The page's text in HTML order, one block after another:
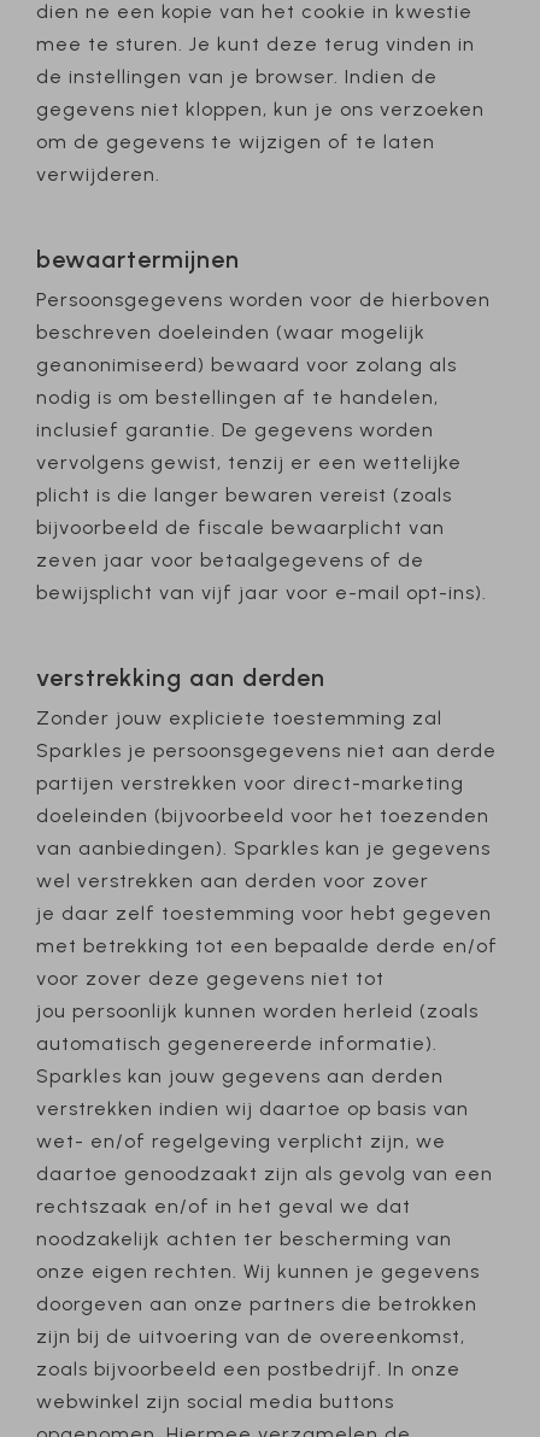
dien ne een kopie van het cookie in kwestie
mee te sturen. Je kunt deze terug vinden in
de instellingen van je browser. Indien de
gegevens niet kloppen, kun je ons verzoeken
om de gegevens te wijzigen of te laten
verwijderen.
bewaartermijnen
Persoonsgegevens worden voor de hierboven
beschreven doeleinden (waar mogelijk
geanonimiseerd) bewaard voor zolang als
nodig is om bestellingen af te handelen,
inclusief garantie. De gegevens worden
vervolgens gewist, tenzij er een wettelijke
plicht is die langer bewaren vereist (zoals
bijvoorbeeld de fiscale bewaarplicht van
zeven jaar voor betaalgegevens of de
bewijsplicht van vijf jaar voor e-mail opt-ins).
verstrekking aan derden
Zonder jouw expliciete toestemming zal
Sparkles je persoonsgegevens niet aan derde
partijen verstrekken voor direct-marketing
doeleinden (bijvoorbeeld voor het toezenden
van aanbiedingen). Sparkles kan je gegevens
wel verstrekken aan derden voor zover
je daar zelf toestemming voor hebt gegeven
met betrekking tot een bepaalde derde en/of
voor zover deze gegevens niet tot
jou persoonlijk kunnen worden herleid (zoals
automatisch gegenereerde informatie).
Sparkles kan jouw gegevens aan derden
verstrekken indien wij daartoe op basis van
wet- en/of regelgeving verplicht zijn, we
daartoe genoodzaakt zijn als gevolg van een
rechtszaak en/of in het geval we dat
noodzakelijk achten ter bescherming van
onze eigen rechten. Wij kunnen je gegevens
doorgeven aan onze partners die betrokken
zijn bij de uitvoering van de overeenkomst,
zoals bijvoorbeeld een postbedrijf. In onze
webwinkel zijn social media buttons